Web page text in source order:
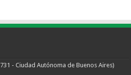
- Ciudad Autónoma de Buenos Aires)